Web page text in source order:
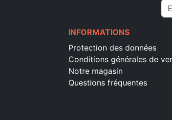
INFORMATIONS
Protection des données
Conditions générales de
Notre magasin
Questions fréquentes